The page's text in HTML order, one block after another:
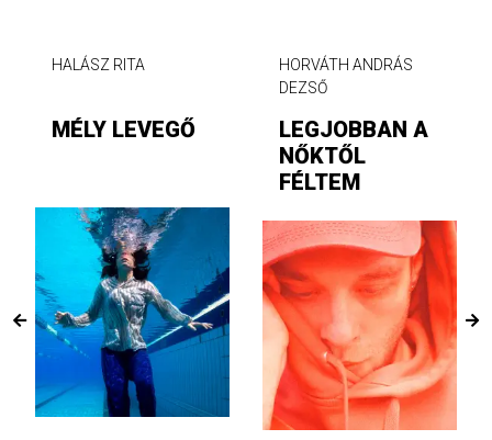
HALÁSZ RITA
MÉLY LEVEGŐ
HORVÁTH ANDRÁS
DEZSŐ
LEGJOBBAN A
NŐKTŐL
FÉLTEM